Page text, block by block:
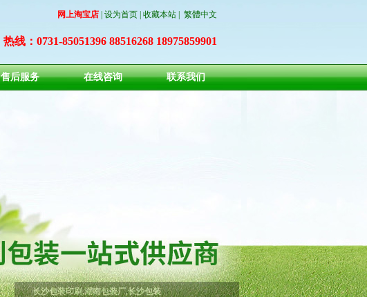
网上淘宝店 设为首页 收藏本站 繁體中文
热线：0731-85051396 88516268 18975859901
售后服务 在线咨询 联系我们
长沙包装印刷,湖南包装厂,长沙包装